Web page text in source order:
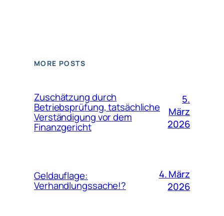
MORE POSTS
Zuschätzung durch
Betriebsprüfung, tatsächliche
Verständigung vor dem
Finanzgericht
5.
März
2026
Geldauflage:
Verhandlungssache!?
4. März
2026